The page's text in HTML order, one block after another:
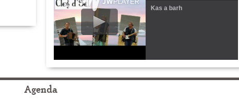
Kas a barh
Agenda